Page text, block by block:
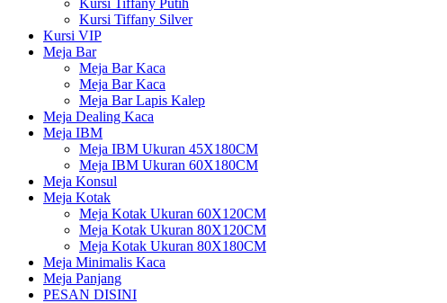
Kursi Tiffany Putih
Kursi Tiffany Silver
Kursi VIP
Meja Bar
Meja Bar Kaca
Meja Bar Kaca
Meja Bar Lapis Kalep
Meja Dealing Kaca
Meja IBM
Meja IBM Ukuran 45X180CM
Meja IBM Ukuran 60X180CM
Meja Konsul
Meja Kotak
Meja Kotak Ukuran 60X120CM
Meja Kotak Ukuran 80X120CM
Meja Kotak Ukuran 80X180CM
Meja Minimalis Kaca
Meja Panjang
PESAN DISINI